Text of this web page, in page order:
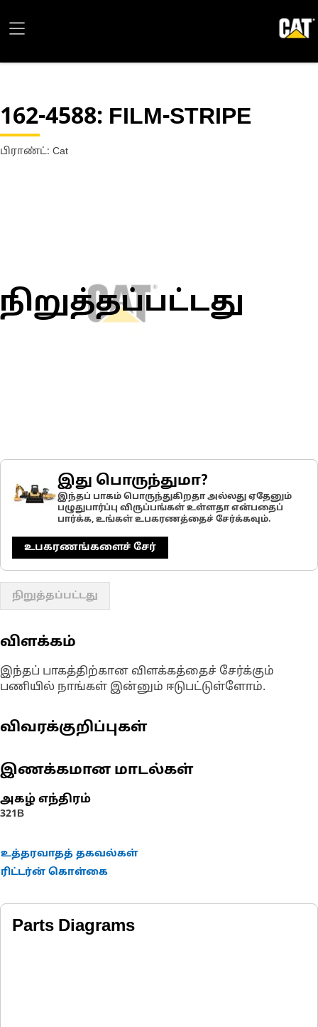
162-4588: FILM-STRIPE
பிராண்ட்: Cat
நிறுத்தப்பட்டது
இது பொருந்துமா?
இந்தப் பாகம் பொருந்துகிறதா அல்லது ஏதேனும்
பழுதுபார்ப்பு விருப்பங்கள் உள்ளதா என்பதைப்
பார்க்க, உங்கள் உபகரணத்தைச் சேர்க்கவும்.
உபகரணங்களைச் சேர்
நிறுத்தப்பட்டது
விளக்கம்
இந்தப் பாகத்திற்கான விளக்கத்தைச் சேர்க்கும்
பணியில் நாங்கள் இன்னும் ஈடுபட்டுள்ளோம்.
விவரக்குறிப்புகள்
இணக்கமான மாடல்கள்
அகழ் எந்திரம்
321B
உத்தரவாதத் தகவல்கள்
ரிட்டர்ன் கொள்கை
Parts Diagrams